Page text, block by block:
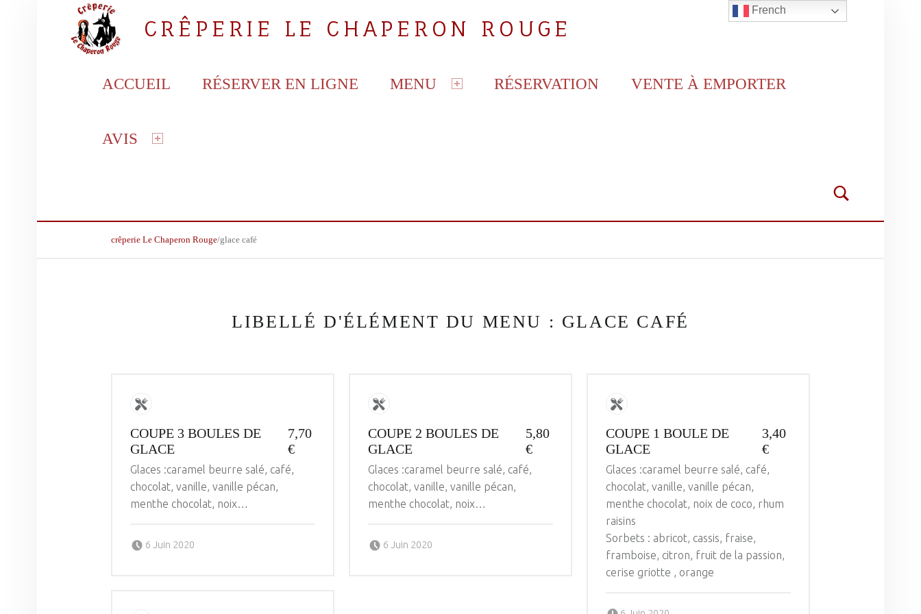
CRÊPERIE LE CHAPERON ROUGE
PRIMARY MENU
ACCUEIL RÉSERVER EN LIGNE MENU RÉSERVATION VENTE À EMPORTER
AVIS
BREADCRUMBS NAVIGATION
crêperie Le Chaperon Rouge/glace café
LIBELLÉ D'ÉLÉMENT DU MENU : GLACE CAFÉ
COUPE 3 BOULES DE
GLACE
7,70
€
Glaces :caramel beurre salé, café,
chocolat, vanille, vanille pécan,
menthe chocolat, noix…
6 Juin 2020
COUPE 2 BOULES DE
GLACE
5,80
€
Glaces :caramel beurre salé, café,
chocolat, vanille, vanille pécan,
menthe chocolat, noix…
6 Juin 2020
COUPE 1 BOULE DE
GLACE
3,40
€
Glaces :caramel beurre salé, café,
chocolat, vanille, vanille pécan,
menthe chocolat, noix de coco, rhum
raisins
Sorbets : abricot, cassis, fraise,
framboise, citron, fruit de la passion,
cerise griotte , orange
French